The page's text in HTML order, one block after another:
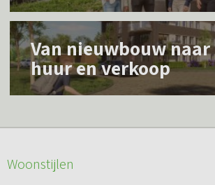
s
m
e
o
e
L
e
s
e
Van nieuwbouw naar
huur en verkoop
Woonstijlen